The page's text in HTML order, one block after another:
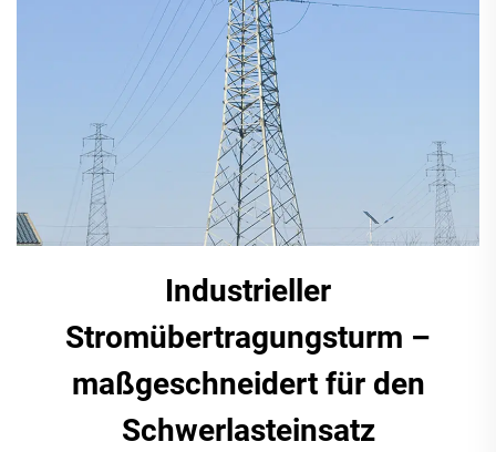
Industrieller
Stromübertragungsturm –
maßgeschneidert für den
Schwerlasteinsatz